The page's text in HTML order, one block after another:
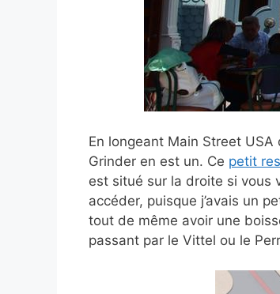
En longeant Main Street
Grinder en est un. Ce petit
est situé sur la droite si vous
accéder, puisque j’avais un
tout de même avoir une
passant par le Vittel ou le